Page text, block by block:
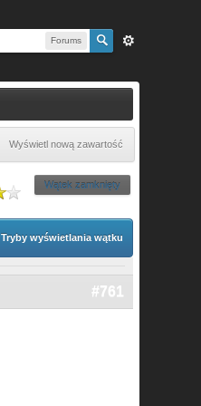
Forums
Wyświetl nową zawartość
Wątek zamknięty
Tryby wyświetlania wątku
#761